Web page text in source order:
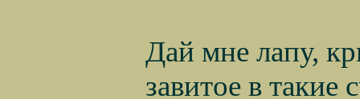
Дай мне лапу,
завитое в такие